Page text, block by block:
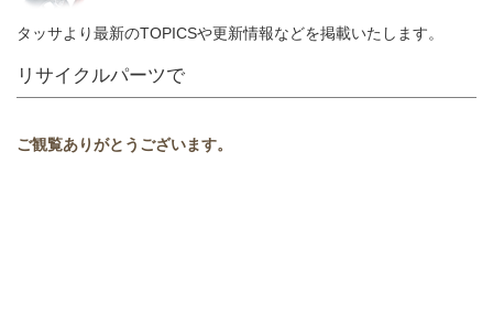
タッサより最新のTOPICSや更新情報などを掲載いたします。
リサイクルパーツで
ご観覧ありがとうございます。